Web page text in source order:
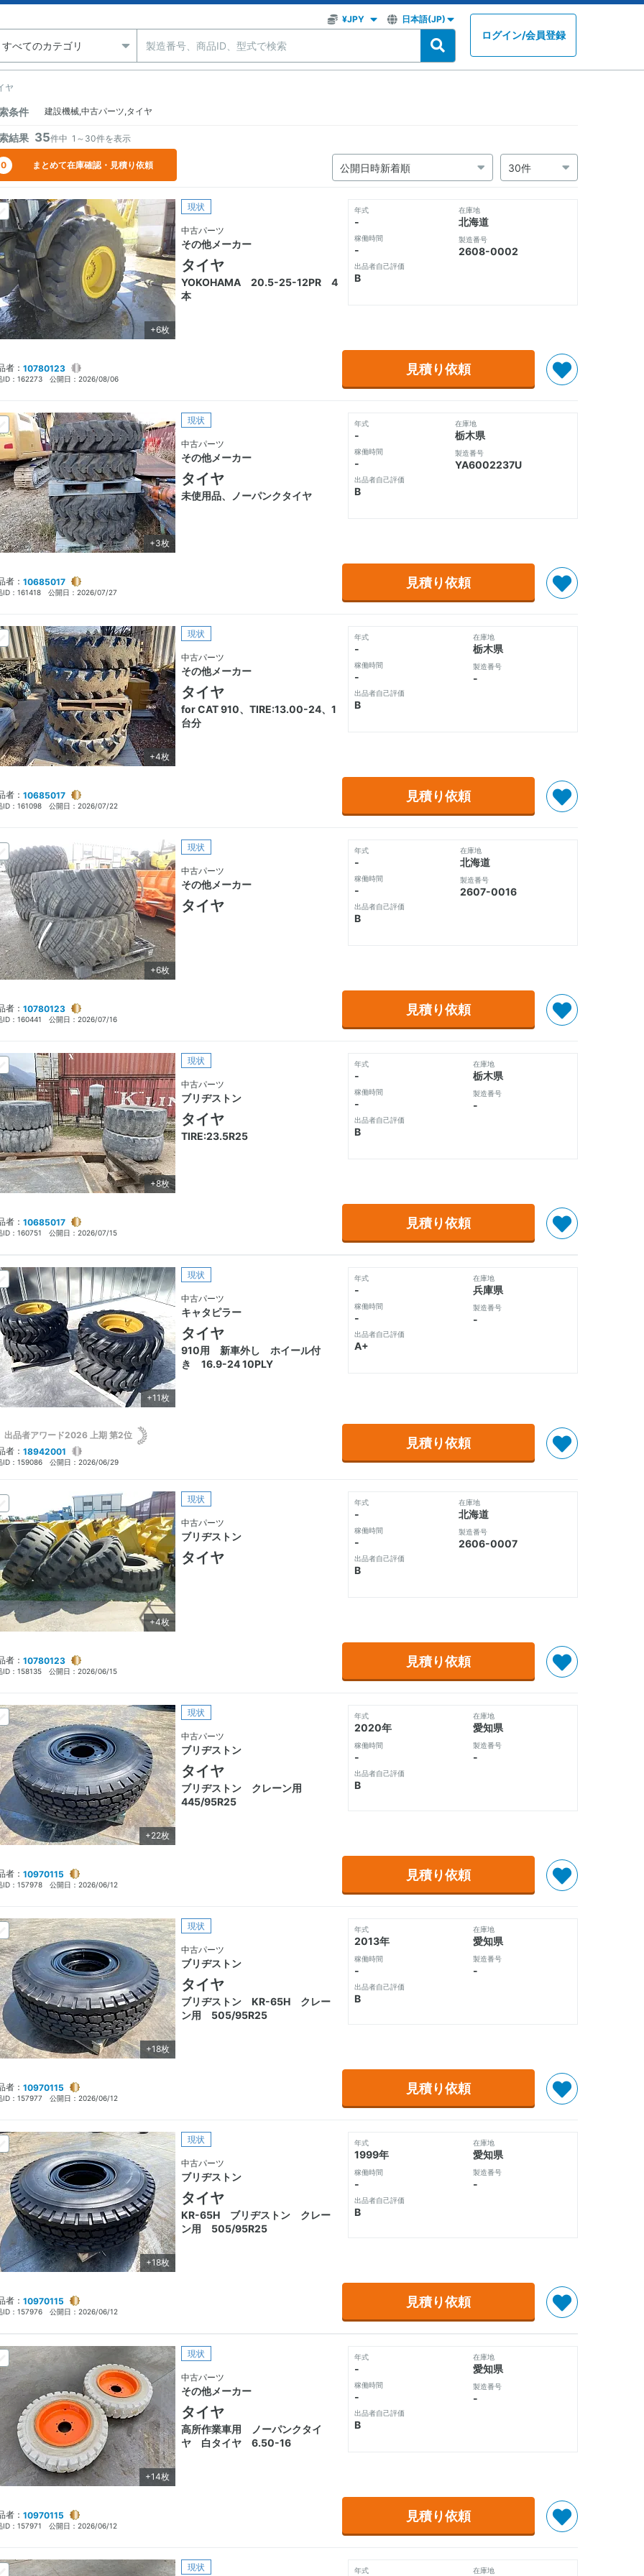
ログイン/会員登録
ヤ
条件 建設機械,中古パーツ,タイヤ
0 まとめて在庫確認・見積り依頼
結果 35件中 1～30件を表示
+6枚
現状
中古パーツ
その他メーカー
タイヤ
YOKOHAMA 20.5-25-12PR 4
本
年式
-
稼働時間
-
出品者自己評価
B
在庫地
北海道
製造番号
2608-0002
見積り依頼
者： 10780123
ID： 162273 公開日： 2026/08/06
+3枚
現状
中古パーツ
その他メーカー
タイヤ
未使用品、ノーパンクタイヤ
年式
-
稼働時間
-
出品者自己評価
B
在庫地
栃木県
製造番号
YA6002237U
見積り依頼
者： 10685017
ID： 161418 公開日： 2026/07/27
+4枚
現状
中古パーツ
その他メーカー
タイヤ
for CAT 910、TIRE:13.00-24、1
台分
年式
-
稼働時間
-
出品者自己評価
B
在庫地
栃木県
製造番号
-
見積り依頼
者： 10685017
ID： 161098 公開日： 2026/07/22
+6枚
現状
中古パーツ
その他メーカー
タイヤ
年式
-
稼働時間
-
出品者自己評価
B
在庫地
北海道
製造番号
2607-0016
見積り依頼
者： 10780123
ID： 160441 公開日： 2026/07/16
+8枚
現状
中古パーツ
ブリヂストン
タイヤ
TIRE:23.5R25
年式
-
稼働時間
-
出品者自己評価
B
在庫地
栃木県
製造番号
-
見積り依頼
者： 10685017
ID： 160751 公開日： 2026/07/15
+11枚
現状
中古パーツ
キャタピラー
タイヤ
910用 新車外し ホイール付
き 16.9-24 10PLY
年式
-
稼働時間
-
出品者自己評価
A+
在庫地
兵庫県
製造番号
-
見積り依頼
出品者アワード2026 上期 第2位
者： 18942001
ID： 159086 公開日： 2026/06/29
+4枚
現状
中古パーツ
ブリヂストン
タイヤ
年式
-
稼働時間
-
出品者自己評価
B
在庫地
北海道
製造番号
2606-0007
見積り依頼
者： 10780123
ID： 158135 公開日： 2026/06/15
+22枚
現状
中古パーツ
ブリヂストン
タイヤ
ブリヂストン クレーン用
445/95R25
年式
2020年
稼働時間
-
出品者自己評価
B
在庫地
愛知県
製造番号
-
見積り依頼
者： 10970115
ID： 157978 公開日： 2026/06/12
+18枚
現状
中古パーツ
ブリヂストン
タイヤ
ブリヂストン KR-65H クレー
ン用 505/95R25
年式
2013年
稼働時間
-
出品者自己評価
B
在庫地
愛知県
製造番号
-
見積り依頼
者： 10970115
ID： 157977 公開日： 2026/06/12
+18枚
現状
中古パーツ
ブリヂストン
タイヤ
KR-65H ブリヂストン クレー
ン用 505/95R25
年式
1999年
稼働時間
-
出品者自己評価
B
在庫地
愛知県
製造番号
-
見積り依頼
者： 10970115
ID： 157976 公開日： 2026/06/12
+14枚
現状
中古パーツ
その他メーカー
タイヤ
高所作業車用 ノーパンクタイ
ヤ 白タイヤ 6.50-16
年式
-
稼働時間
-
出品者自己評価
B
在庫地
愛知県
製造番号
-
見積り依頼
者： 10970115
ID： 157971 公開日： 2026/06/12
現状 年式 在庫地